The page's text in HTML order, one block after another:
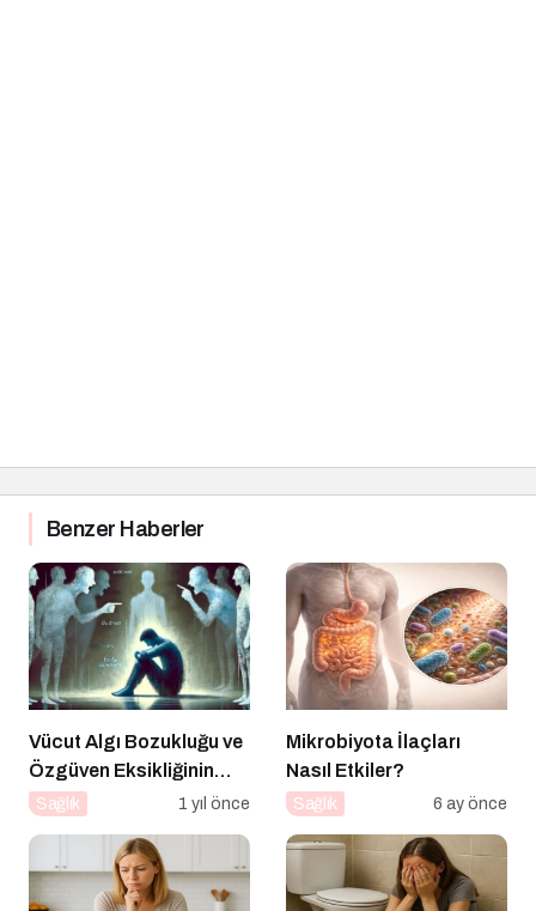
Benzer Haberler
Vücut Algı Bozukluğu ve
Özgüven Eksikliğinin
Görünmeyen Kökleri
Sağlık 1 yıl önce
Mikrobiyota İlaçları
Nasıl Etkiler?
Sağlık 6 ay önce